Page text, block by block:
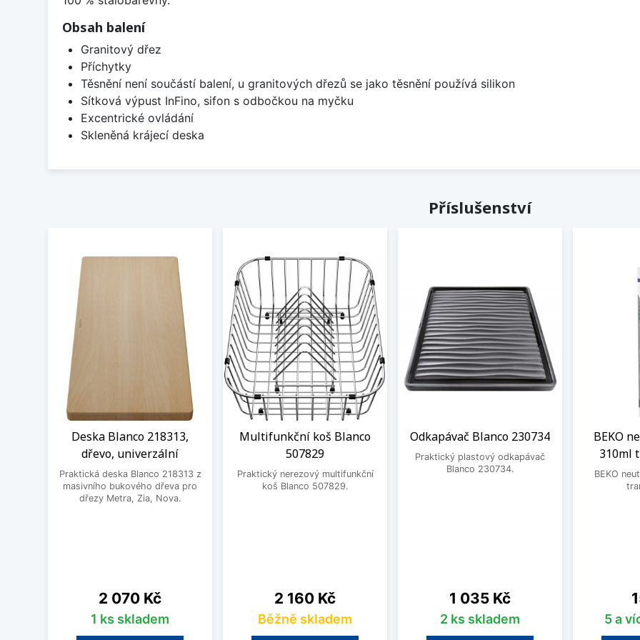
Obsah balení
Granitový dřez
Příchytky
Těsnění není součástí balení, u granitových dřezů se jako těsnění používá silikon
Sítková výpust InFino, sifon s odbočkou na myčku
Excentrické ovládání
Skleněná krájecí deska
Příslušenství
Deska Blanco 218313,
dřevo, univerzální
Praktická deska Blanco 218313 z
masivního bukového dřeva pro
dřezy Metra, Zia, Nova.
Cena
2 070 Kč
1 ks skladem
Multifunkční koš Blanco
507829
Praktický nerezový multifunkční
koš Blanco 507829.
Cena
2 160 Kč
Běžně skladem
Odkapávač Blanco 230734
Praktický plastový odkapávač
Blanco 230734.
Cena
1 035 Kč
2 ks skladem
BEKO
310ml
BEKO
5 a